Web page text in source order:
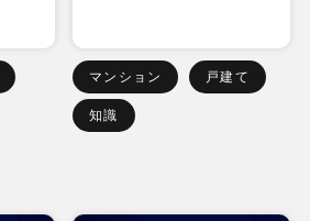
マンション 戸建て
知識